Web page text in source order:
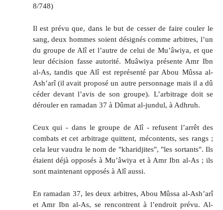
8/748)
Il est prévu que, dans le but de cesser de faire couler le
sang, deux hommes soient désignés comme arbitres, l’un
du groupe de Alî et l’autre de celui de Mu’âwiya, et que
leur décision fasse autorité. Muâwiya présente Amr Ibn
al-As, tandis que Alî est représenté par Abou Mûssa al-
Ash’arî (il avait proposé un autre personnage mais il a dû
céder devant l’avis de son groupe). L’arbitrage doit se
dérouler en ramadan 37 à Dûmat al-jundul, à Adhruh.
Ceux qui - dans le groupe de Alî - refusent l’arrêt des
combats et cet arbitrage quittent, mécontents, ses rangs ;
cela leur vaudra le nom de "kharidjites", "les sortants". Ils
étaient déjà opposés à Mu’âwiya et à Amr Ibn al-As ; ils
sont maintenant opposés à Alî aussi.
En ramadan 37, les deux arbitres, Abou Mûssa al-Ash’arî
et Amr Ibn al-As, se rencontrent à l’endroit prévu. Al-